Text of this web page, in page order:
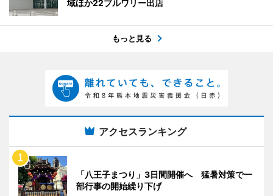
域ほか22ブルワリー出店
もっと見る
アクセスランキング
「八王子まつり」3日間開催へ 猛暑対策で一
部行事の開始繰り下げ